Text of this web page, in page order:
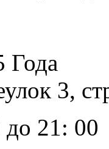
Года
3,
21: 00